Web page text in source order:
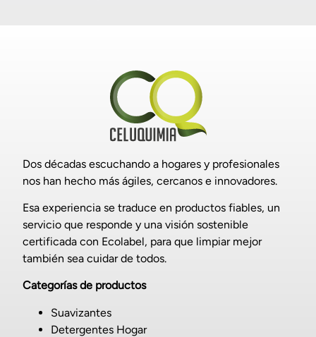
Dos décadas escuchando a hogares y profesionales
nos han hecho más ágiles, cercanos e innovadores.
Esa experiencia se traduce en productos fiables, un
servicio que responde y una visión sostenible
certificada con Ecolabel, para que limpiar mejor
también sea cuidar de todos.
Categorías de productos
Suavizantes
Detergentes Hogar